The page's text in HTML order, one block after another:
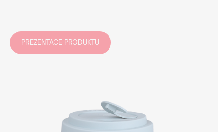
PREZENTACE PRODUKTU